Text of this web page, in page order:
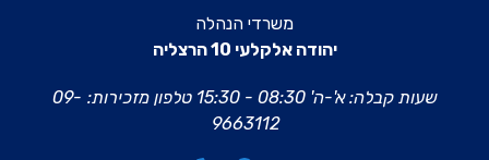
משרדי הנהלה
יהודה אלקלעי 10 הרצליה
שעות קבלה: א'-ה' 08:30 - 15:30 טלפון מזכירות: 09-
9663112